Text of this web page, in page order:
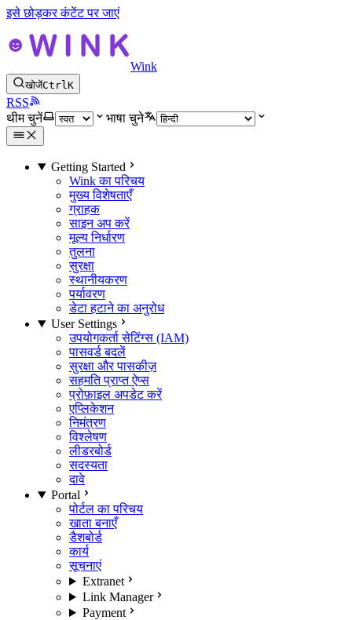
इसे छोड़कर कंटेंट पर जाएं
Wink
खोजेंCtrlK
RSS
थीम चुनें
भाषा चुने
Getting Started
Wink का परिचय
मुख्य विशेषताएँ
ग्राहक
साइन अप करें
मूल्य निर्धारण
तुलना
सुरक्षा
स्थानीयकरण
पर्यावरण
डेटा हटाने का अनुरोध
User Settings
उपयोगकर्ता सेटिंग्स (IAM)
पासवर्ड बदलें
सुरक्षा और पासकीज़
सहमति प्राप्त ऐप्स
प्रोफ़ाइल अपडेट करें
एप्लिकेशन
निमंत्रण
विश्लेषण
लीडरबोर्ड
सदस्यता
दावे
Portal
पोर्टल का परिचय
खाता बनाएँ
डैशबोर्ड
कार्य
सूचनाएं
Extranet
Link Manager
Payment